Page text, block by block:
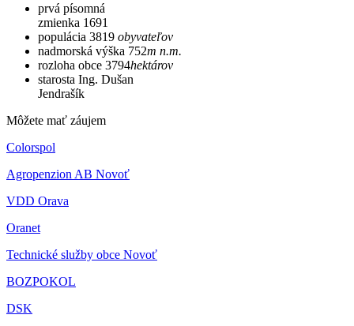
prvá písomná
zmienka 1691
populácia 3819 obyvateľov
nadmorská výška 752m n.m.
rozloha obce 3794hektárov
starosta Ing. Dušan
Jendrašík
Môžete mať záujem
Colorspol
Agropenzion AB Novoť
VDD Orava
Oranet
Technické služby obce Novoť
BOZPOKOL
DSK